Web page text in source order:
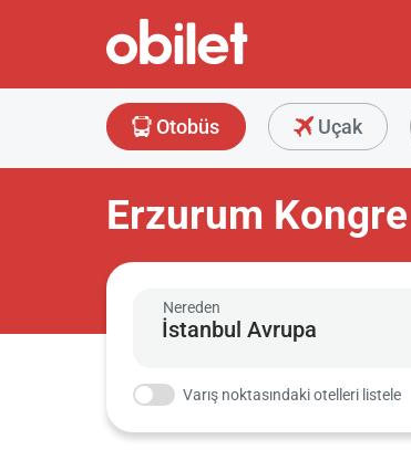
Otobüs Uçak
Erzurum
Nereden
Varış noktasındaki otelleri listele